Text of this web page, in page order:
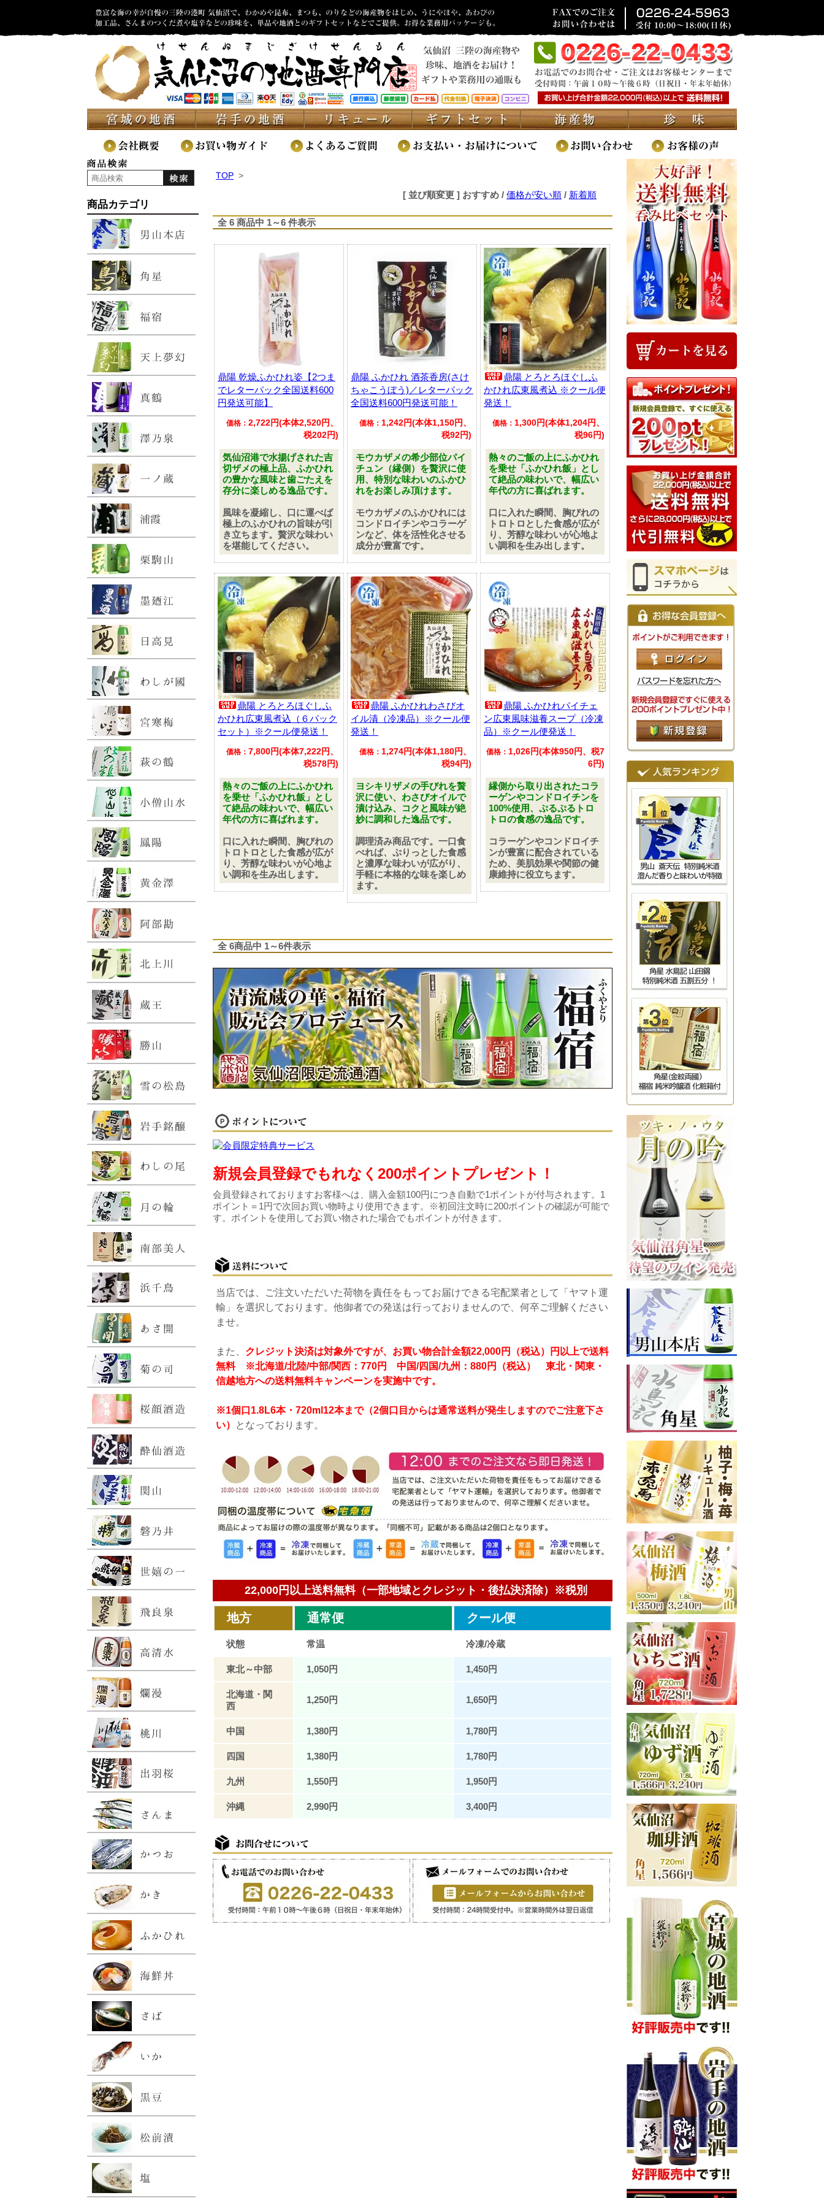
商品カテゴリ
TOP >
[ 並び順変更 ] おすすめ / 価格が安い順 / 新着順
全 6 商品中 1～6 件表示
鼎陽 乾燥ふかひれ姿【2つま
でレターパック全国送料600
円発送可能】
価格： 2,722円(本体2,520円、
税202円)
気仙沼港で水揚げされた吉
切ザメの極上品、ふかひれ
の豊かな風味と歯ごたえを
存分に楽しめる逸品です。
風味を凝縮し、口に運べば
極上のふかひれの旨味が引
き立ちます。贅沢な味わい
を堪能してください。
鼎陽 ふかひれ 酒茶香房(さけ
ちゃこうぼう)／レターパック
全国送料600円発送可能！
価格： 1,242円(本体1,150円、
税92円)
モウカザメの希少部位パイ
チュン（縁側）を贅沢に使
用、特別な味わいのふかひ
れをお楽しみ頂けます。
モウカザメのふかひれには
コンドロイチンやコラーゲ
ンなど、体を活性化させる
成分が豊富です。
鼎陽 とろとろほぐしふ
かひれ広東風煮込 ※クール便
発送！
価格： 1,300円(本体1,204円、
税96円)
熱々のご飯の上にふかひれ
を乗せ「ふかひれ飯」とし
て絶品の味わいで、幅広い
年代の方に喜ばれます。
口に入れた瞬間、胸びれの
トロトロとした食感が広が
り、芳醇な味わいが心地よ
い調和を生み出します。
鼎陽 とろとろほぐしふ
かひれ広東風煮込（６パック
セット）※クール便発送！
価格： 7,800円(本体7,222円、
税578円)
熱々のご飯の上にふかひれ
を乗せ「ふかひれ飯」とし
て絶品の味わいで、幅広い
年代の方に喜ばれます。
口に入れた瞬間、胸びれの
トロトロとした食感が広が
り、芳醇な味わいが心地よ
い調和を生み出します。
鼎陽 ふかひれわさびオ
イル漬（冷凍品）※クール便
発送！
価格： 1,274円(本体1,180円、
税94円)
ヨシキリザメの手びれを贅
沢に使い、わさびオイルで
漬け込み、コクと風味が絶
妙に調和した逸品です。
調理済み商品です。一口食
べれば、ぷりっとした食感
と濃厚な味わいが広がり、
手軽に本格的な味を楽しめ
ます。
鼎陽 ふかひれパイチェ
ン広東風味滋養スープ（冷凍
品）※クール便発送！
価格： 1,026円(本体950円、税7
6円)
縁側から取り出されたコラ
ーゲンやコンドロイチンを
100%使用、ぷるぷるトロ
トロの食感の逸品です。
コラーゲンやコンドロイチ
ンが豊富に配合されている
ため、美肌効果や関節の健
康維持に役立ちます。
全 6商品中 1～6件表示
新規会員登録でもれなく200ポイントプレゼント！
会員登録されておりますお客様へは、購入金額100円につき自動で1ポイントが付与されます。1
ポイント＝1円で次回お買い物時より使用できます。※初回注文時に200ポイントの確認が可能で
す。ポイントを使用してお買い物された場合でもポイントが付きます。
当店では、ご注文いただいた荷物を責任をもってお届けできる宅配業者として「ヤマト運
輸」を選択しております。他御者での発送は行っておりませんので、何卒ご理解ください
ませ。
また、 クレジット決済は対象外ですが、お買い物合計金額22,000円（税込）円以上で送料
無料 ※北海道/北陸/中部/関西：770円 中国/四国/九州：880円（税込） 東北・関東・
信越地方への送料無料キャンペーンを実施中です。
※1個口1.8L6本・720ml12本まで（2個口目からは通常送料が発生しますのでご注意下さ
い）
となっております。
22,000円以上送料無料（一部地域とクレジット・後払決済除）※税別
地方 通常便 クール便
状態 常温 冷凍/冷蔵
東北～中部 1,050円 1,450円
北海道・関
西
1,250円 1,650円
中国 1,380円 1,780円
四国 1,380円 1,780円
九州 1,550円 1,950円
沖縄 2,990円 3,400円